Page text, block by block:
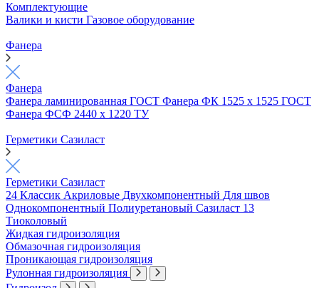
Комплектующие
Валики и кисти Газовое оборудование
Фанера
Фанера
Фанера ламинированная ГОСТ Фанера ФК 1525 х 1525 ГОСТ
Фанера ФСФ 2440 х 1220 ТУ
Герметики Сазиласт
Герметики Сазиласт
24 Классик Акриловые Двухкомпонентный Для швов
Однокомпонентный Полиуретановый Сазиласт 13
Тиоколовый
Жидкая гидроизоляция
Обмазочная гидроизоляция
Проникающая гидроизоляция
Рулонная гидроизоляция